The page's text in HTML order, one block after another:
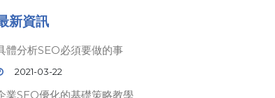
新資訊
體分析SEO必須要做的事
2021-03-22
業SEO優化的基礎策略教學